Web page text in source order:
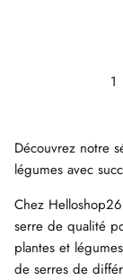
1
Découvrez notre
légumes avec
Chez
serre de qualité
plantes et
de serres de